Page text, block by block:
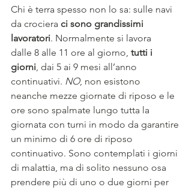
Chi è terra spesso non lo sa: sulle navi
da crociera ci sono grandissimi
lavoratori. Normalmente si lavora
dalle 8 alle 11 ore al giorno, tutti i
giorni, dai 5 ai 9 mesi all’anno
continuativi. NO, non esistono
neanche mezze giornate di riposo e le
ore sono spalmate lungo tutta la
giornata con turni in modo da garantire
un minimo di 6 ore di riposo
continuativo. Sono contemplati i giorni
di malattia, ma di solito nessuno osa
prendere più di uno o due giorni per